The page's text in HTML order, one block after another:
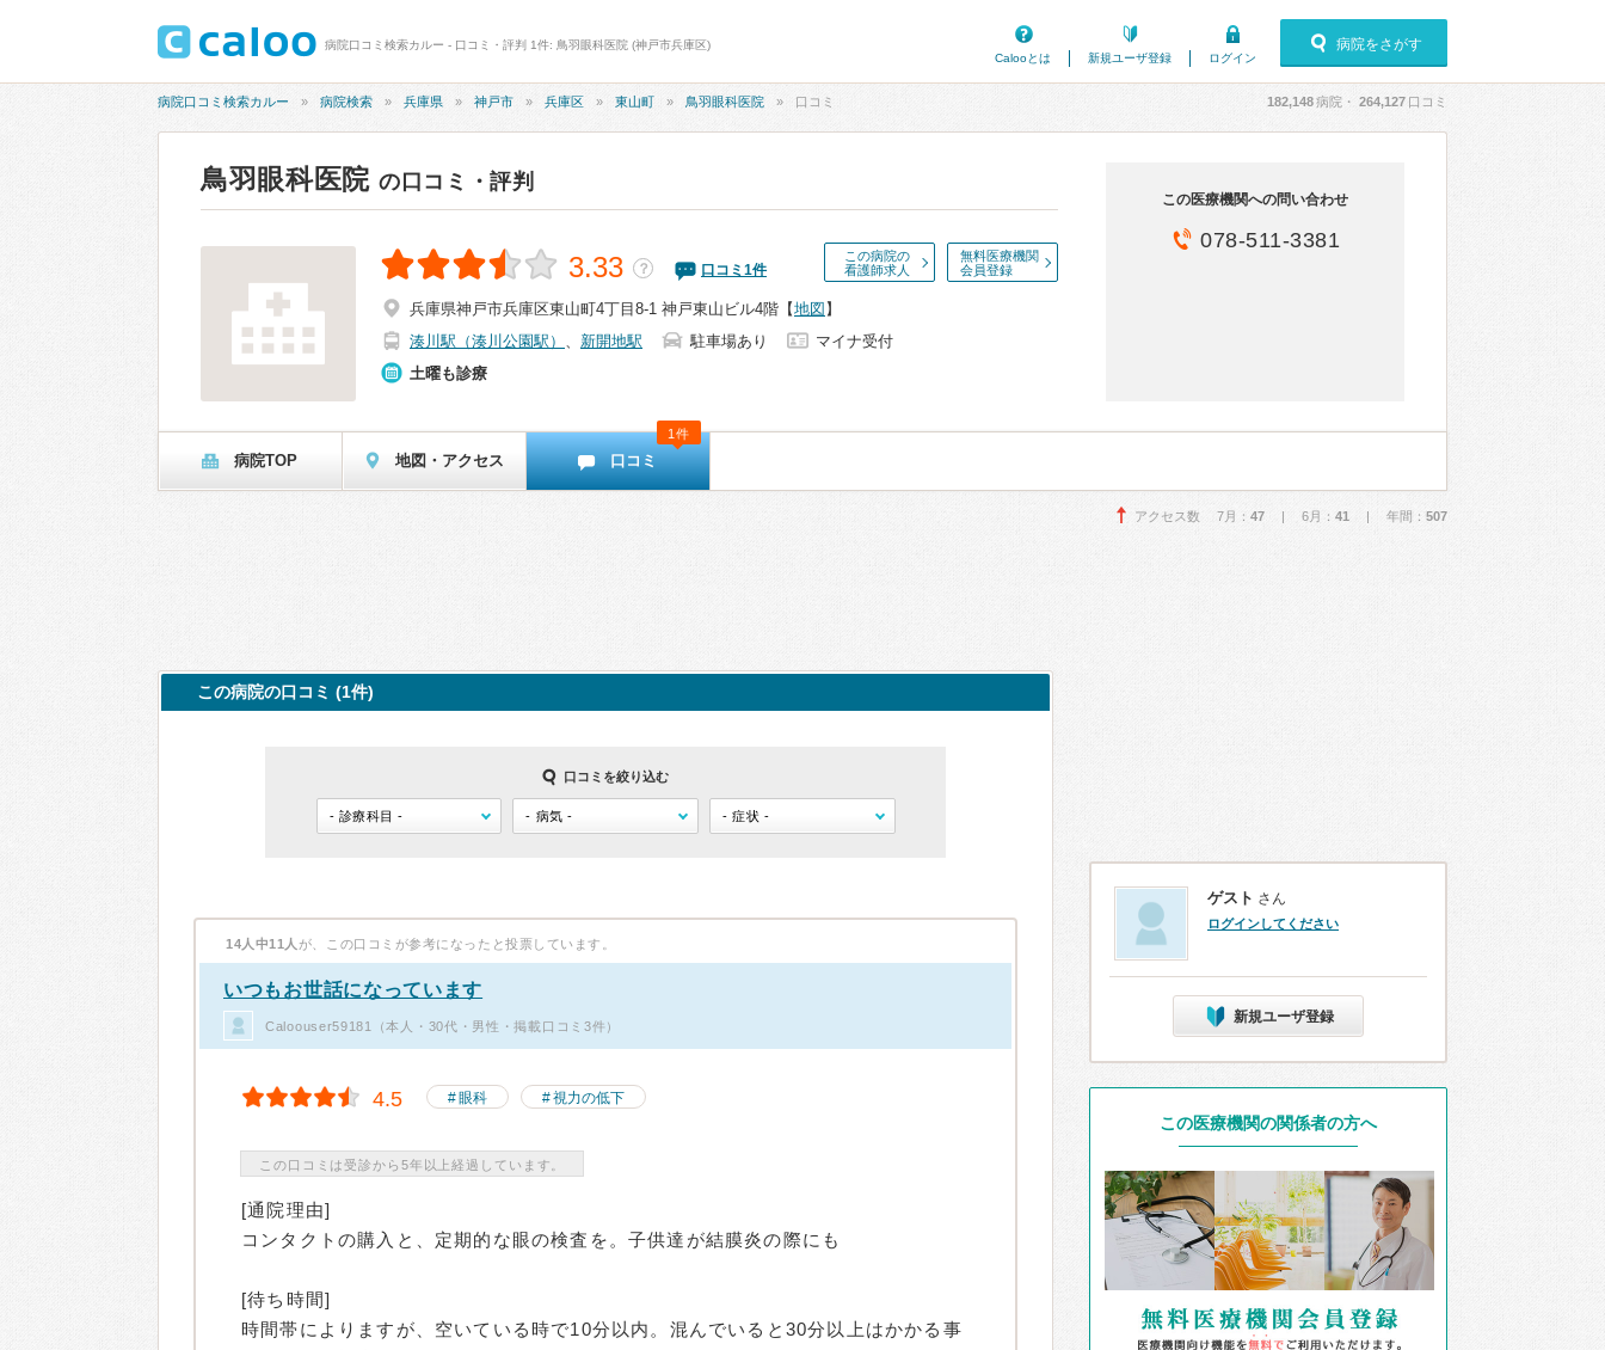
病院口コミ検索カルー - 口コミ・評判 1件: 鳥羽眼科医院 (神戸市兵庫区)
Calooとは
新規ユーザ登録 ログイン
病院をさがす
病院口コミ検索カルー 病院検索 兵庫県 神戸市 兵庫区 東山町 鳥羽眼科医院 口コミ 182,148病院・ 264,127 口コミ
鳥羽眼科医院 の口コミ・評判
この病院の
看護師求人
無料医療機関
会員登録
3.33 ？ 口コミ 1件
兵庫県神戸市兵庫区東山町4丁目8-1 神戸東山ビル4階 【地図 】
湊川駅（湊川公園駅） 、 新開地駅 駐車場あり
マイナ受付
土曜も診療
この医療機関への問い合わせ
078-511-3381
病院TOP 地図・アクセス 口コミ
1件
アクセス数 7月： 47 | 6月： 41 | 年間： 507
この病院の口コミ (1件)
口コミを絞り込む
14人中11人 が、この口コミが参考になったと投票しています。
いつもお世話になっています
Caloouser59181（本人・30代・男性・掲載口コミ3件）
4.5 眼科 視力の低下
この口コミは受診から5年以上経過しています。
[通院理由]
コンタクトの購入と、定期的な眼の検査を。子供達が結膜炎の際にも
[待ち時間]
時間帯によりますが、空いている時で10分以内。混んでいると30分以上はかかる事
ゲスト さん
ログインしてください
新規ユーザ登録
この医療機関の関係者の方へ